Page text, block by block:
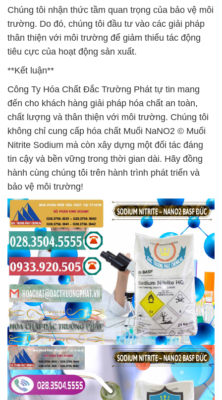
Chúng tôi nhận thức tầm quan trọng của bảo vệ môi
trường. Do đó, chúng tôi đầu tư vào các giải pháp
thân thiện với môi trường để giảm thiểu tác động
tiêu cực của hoạt động sản xuất.
**Kết luận**
Công Ty Hóa Chất Đắc Trường Phát tự tin mang
đến cho khách hàng giải pháp hóa chất an toàn,
chất lượng và thân thiện với môi trường. Chúng tôi
không chỉ cung cấp hóa chất Muối NaNO2 © Muối
Nitrite Sodium mà còn xây dựng một đối tác đáng
tin cậy và bền vững trong thời gian dài. Hãy đồng
hành cùng chúng tôi trên hành trình phát triển và
bảo vệ môi trường!